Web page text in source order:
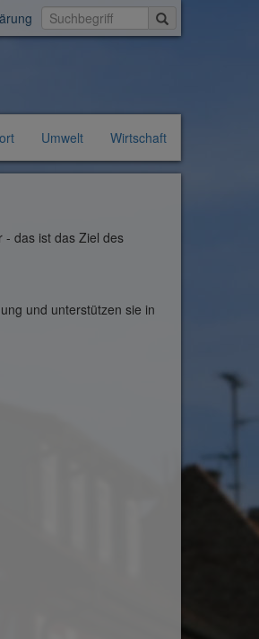
Umwelt Wirtschaft
- das ist das Ziel des
und unterstützen sie in